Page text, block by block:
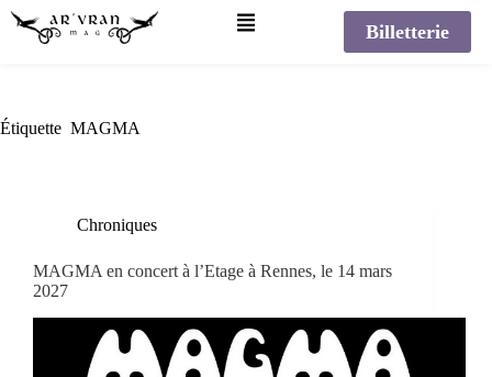
Billetterie
Étiquette MAGMA
Chroniques
MAGMA en concert à l’Etage à Rennes, le 14 mars
2027